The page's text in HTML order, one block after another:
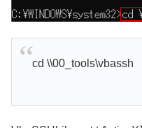
cd \\00_tools\vbassh